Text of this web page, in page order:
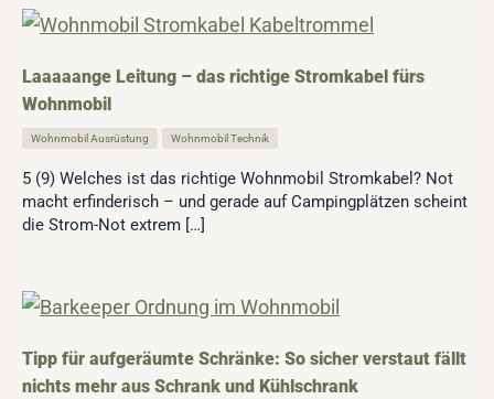
Laaaaange Leitung – das richtige Stromkabel fürs
Wohnmobil
Wohnmobil Ausrüstung Wohnmobil Technik
5 (9) Welches ist das richtige Wohnmobil Stromkabel? Not
macht erfinderisch – und gerade auf Campingplätzen scheint
die Strom-Not extrem […]
Tipp für aufgeräumte Schränke: So sicher verstaut fällt
nichts mehr aus Schrank und Kühlschrank